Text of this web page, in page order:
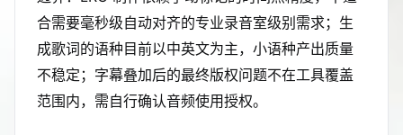
合需要毫秒级自动对齐的专业录音室级别需求；生
成歌词的语种目前以中英文为主，小语种产出质量
不稳定；字幕叠加后的最终版权问题不在工具覆盖
范围内，需自行确认音频使用授权。